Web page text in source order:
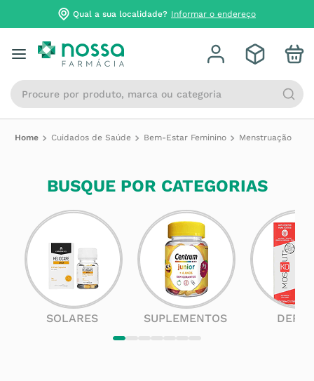
Qual a sua localidade? Informar o endereço
Procure por produto, marca ou categoria
Cuidados de Saúde Bem-Estar Feminino Menstruação
BUSQUE POR CATEGORIAS
SOLARES SUPLEMENTOS